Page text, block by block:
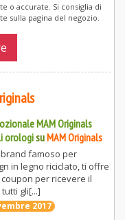
o accurate. Si consiglia di
sulla pagina del negozio.
MAM Originals
orologisuMAM Originals
brand famoso per
in legno riciclato, ti offre
per ricevere il
gli[...]
2017